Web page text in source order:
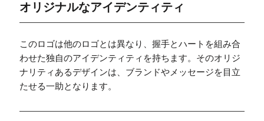
オリジナルなアイデンティティ
このロゴは他のロゴとは異なり、握手とハートを組み合
わせた独自のアイデンティティを持ちます。そのオリジ
ナリティあるデザインは、ブランドやメッセージを目立
たせる一助となります。